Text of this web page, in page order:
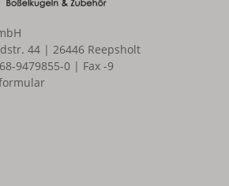
44 | 26446 Reepsholt
9479855-0 | Fax -9